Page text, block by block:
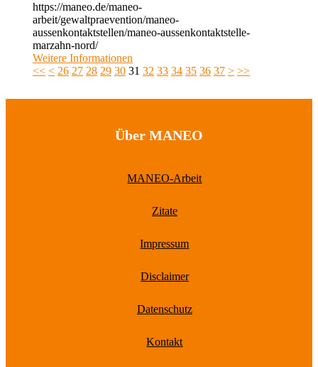
https://maneo.de/maneo-
arbeit/gewaltpraevention/maneo-
aussenkontaktstellen/maneo-aussenkontaktstelle-
marzahn-nord/
Weitere Informationen
<< < 26 27 28 29 30 31 32 33 34 35 36 37 > >>
Über MANEO
MANEO-Arbeit
Zitate
Impressum
Disclaimer
Datenschutz
Kontakt